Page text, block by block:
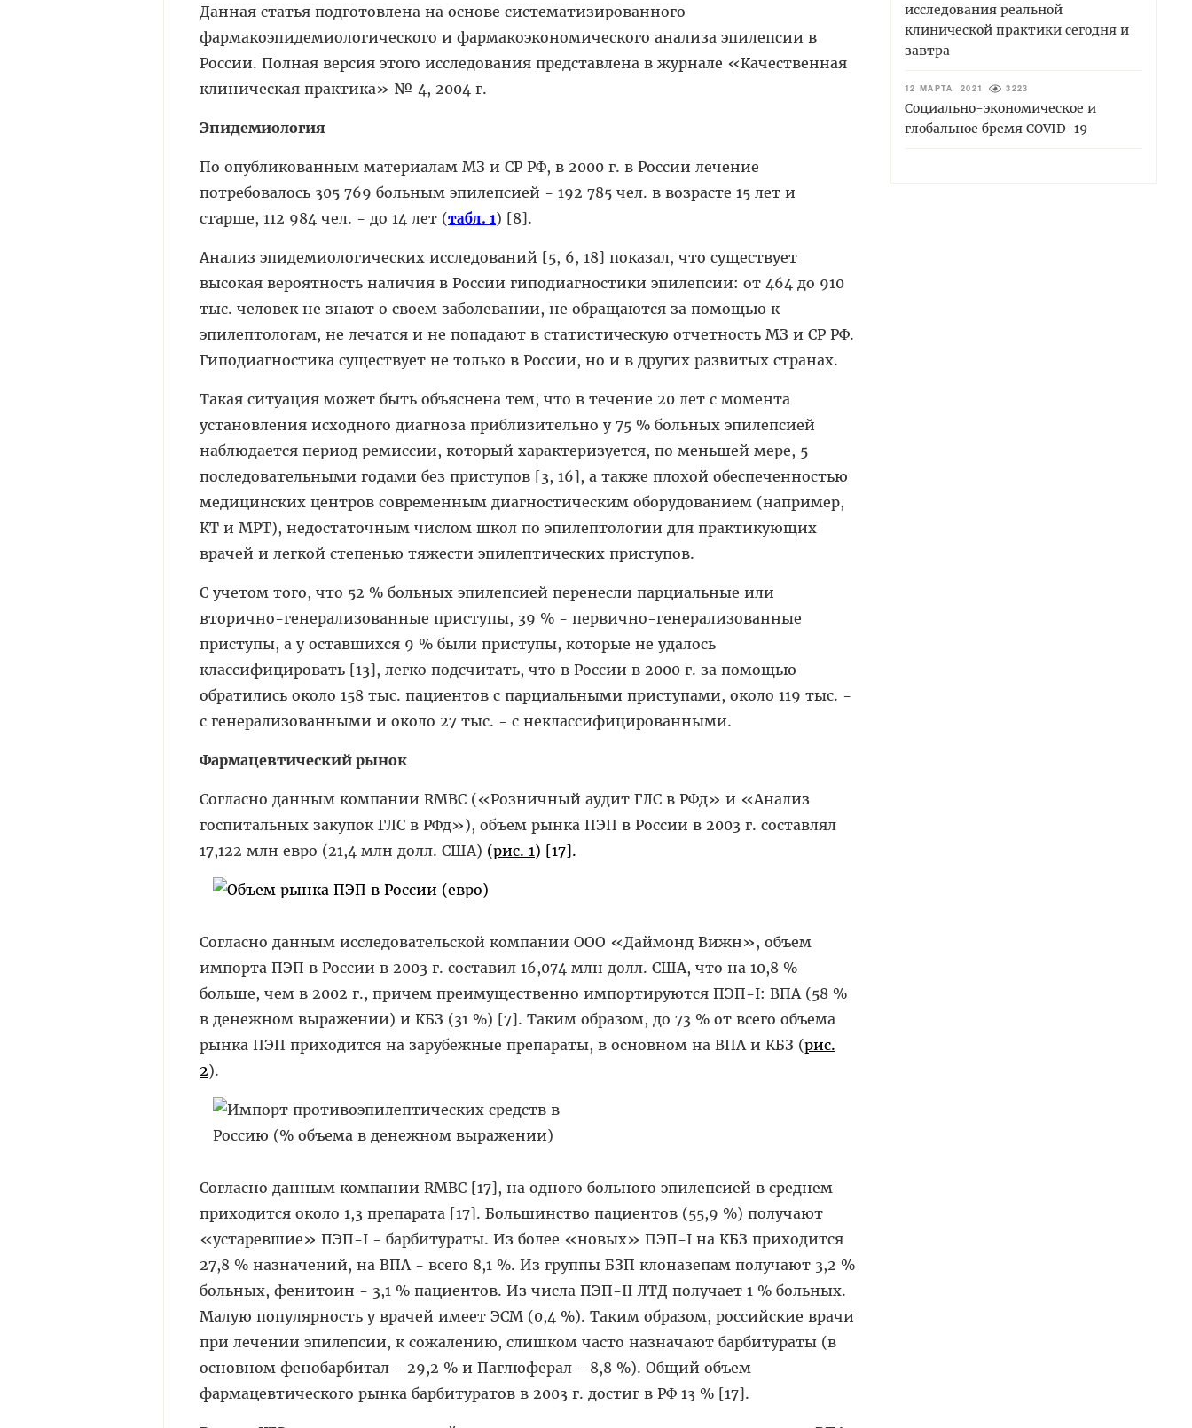
Данная статья подготовлена на основе систематизированного
фармакоэпидемиологического и фармакоэкономического анализа эпилепсии в
России. Полная версия этого исследования представлена в журнале «Качественная
клиническая практика» № 4, 2004 г.
Эпидемиология
По опубликованным материалам МЗ и СР РФ, в 2000 г. в России лечение
потребовалось 305 769 больным эпилепсией - 192 785 чел. в возрасте 15 лет и
старше, 112 984 чел. - до 14 лет (табл. 1) [8].
Анализ эпидемиологических исследований [5, 6, 18] показал, что существует
высокая вероятность наличия в России гиподиагностики эпилепсии: от 464 до 910
тыс. человек не знают о своем заболевании, не обращаются за помощью к
эпилептологам, не лечатся и не попадают в статистическую отчетность МЗ и СР РФ.
Гиподиагностика существует не только в России, но и в других развитых странах.
Такая ситуация может быть объяснена тем, что в течение 20 лет с момента
установления исходного диагноза приблизительно у 75 % больных эпилепсией
наблюдается период ремиссии, который характеризуется, по меньшей мере, 5
последовательными годами без приступов [3, 16], а также плохой обеспеченностью
медицинских центров современным диагностическим оборудованием (например,
КТ и МРТ), недостаточным числом школ по эпилептологии для практикующих
врачей и легкой степенью тяжести эпилептических приступов.
С учетом того, что 52 % больных эпилепсией перенесли парциальные или
вторично-генерализованные приступы, 39 % - первично-генерализованные
приступы, а у оставшихся 9 % были приступы, которые не удалось
классифицировать [13], легко подсчитать, что в России в 2000 г. за помощью
обратились около 158 тыс. пациентов с парциальными приступами, около 119 тыс. -
с генерализованными и около 27 тыс. - с неклассифицированными.
Фармацевтический рынок
Согласно данным компании RMBC («Розничный аудит ГЛС в РФд» и «Анализ
госпитальных закупок ГЛС в РФд»), объем рынка ПЭП в России в 2003 г. составлял
17,122 млн евро (21,4 млн долл. США) (рис. 1) [17].
Согласно данным исследовательской компании ООО «Даймонд Вижн», объем
импорта ПЭП в России в 2003 г. составил 16,074 млн долл. США, что на 10,8 %
больше, чем в 2002 г., причем преимущественно импортируются ПЭП-I: ВПА (58 %
в денежном выражении) и КБЗ (31 %) [7]. Таким образом, до 73 % от всего объема
рынка ПЭП приходится на зарубежные препараты, в основном на ВПА и КБЗ (рис.
2).
Согласно данным компании RMBC [17], на одного больного эпилепсией в среднем
приходится около 1,3 препарата [17]. Большинство пациентов (55,9 %) получают
«устаревшие» ПЭП-I - барбитураты. Из более «новых» ПЭП-I на КБЗ приходится
27,8 % назначений, на ВПА - всего 8,1 %. Из группы БЗП клоназепам получают 3,2 %
больных, фенитоин - 3,1 % пациентов. Из числа ПЭП-II ЛТД получает 1 % больных.
Малую популярность у врачей имеет ЭСМ (0,4 %). Таким образом, российские врачи
при лечении эпилепсии, к сожалению, слишком часто назначают барбитураты (в
основном фенобарбитал - 29,2 % и Паглюферал - 8,8 %). Общий объем
фармацевтического рынка барбитуратов в 2003 г. достиг в РФ 13 % [17].
исследования реальной
клинической практики сегодня и
завтра
12 МАРТА 2021 3223
Социально-экономическое и
глобальное бремя COVID-19